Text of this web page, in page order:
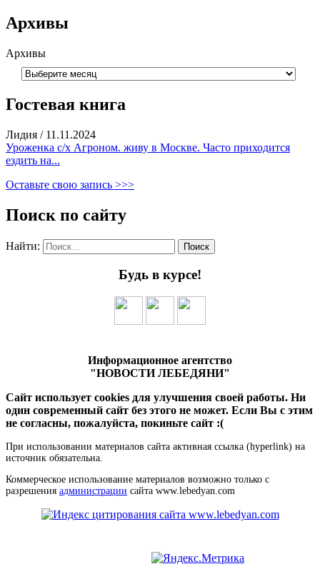
Архивы
Архивы
Гостевая книга
Лидия / 11.11.2024
Уроженка с/х Агроном. живу в Москве. Часто приходится
ездить на...
Оставьте свою запись >>>
Поиск по сайту
Найти:
Будь в курсе!
Информационное агентство
"НОВОСТИ ЛЕБЕДЯНИ"
Сайт использует cookies для улучшения своей работы. Ни
один современный сайт без этого не может. Если Вы с этим
не согласны, пожалуйста, покиньте сайт :(
При использовании материалов сайта активная ссылка (hyperlink) на
источник обязательна.
Коммерческое использование материалов возможно только с
разрешения администрации сайта www.lebedyan.com